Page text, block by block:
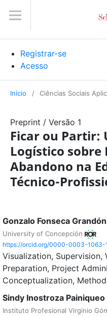
Registrar-se
Acesso
Início / Ciências Sociais
Preprint / Versão 1
Ficar ou Partir:
Logístico sobre
Abandono na
Técnico-
Gonzalo Fonseca Grandón
University of Concepción
https://orcid.org/0000-0003-1063-
Visualization Supervision
Preparation Project
Conceptualization
Sindy Inostroza Painiqueo
Instituto Profesional Virginio